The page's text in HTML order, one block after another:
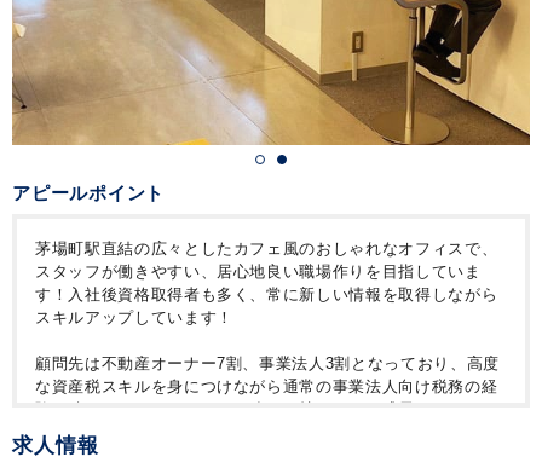
アピールポイント
茅場町駅直結の広々としたカフェ風のおしゃれなオフィスで、
スタッフが働きやすい、居心地良い職場作りを目指していま
す！入社後資格取得者も多く、常に新しい情報を取得しながら
スキルアップしています！
顧問先は不動産オーナー7割、事業法人3割となっており、高度
な資産税スキルを身につけながら通常の事業法人向け税務の経
い方向けの事務所です。昇進に資格は全く関係ありません。税
理士試験の受験すらしていない管理職もいます。真面目に業務
求人情報